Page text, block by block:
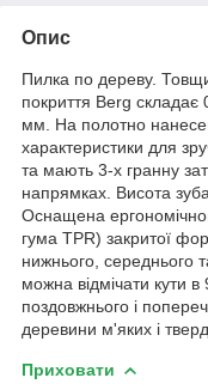
Опис
Пилка по дереву.
покриття Berg
мм. На полотно
характеристики для
та мають 3-х гранну
напрямках. Висота
Оснащена
гума TPR) закритої
нижнього, середнього
можна відмічати кути
поздовжнього і
деревини м'яких і
Приховати